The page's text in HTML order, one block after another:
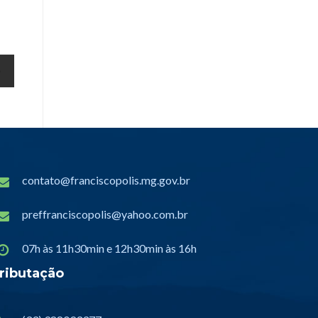
contato@franciscopolis.mg.gov.br
preffranciscopolis@yahoo.com.br
07h às 11h30min e 12h30min às 16h